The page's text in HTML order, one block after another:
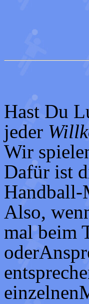
Hast Du
jeder
Wir
Dafür ist
Handball-
Also,
mal beim